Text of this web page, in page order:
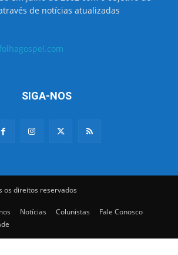
de notícias atualizadas
SIGA-NOS
os direitos reservados
Notícias Colunistas
Fale Conosco